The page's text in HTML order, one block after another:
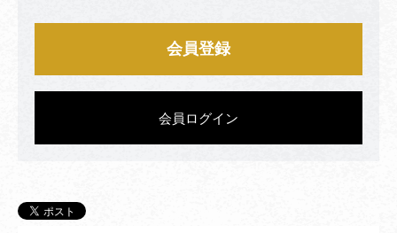
会員登録
会員ログイン